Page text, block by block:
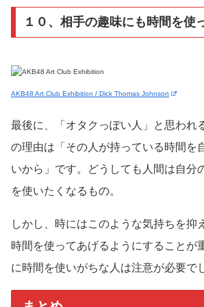
１０、相手の趣味にも時間を使
AKB48 Art Club Exhibition / Dick Thomas Johnson
最後に、「オタクっぽい人」と思われ
の理由は「その人が持っている時間を
いから」です。どうしても人間は自分
を使いたくなるもの。
しかし、時にはこのような気持ちを抑
時間を使ってあげるようにすることが
に時間を使いがちな人は注意が必要で